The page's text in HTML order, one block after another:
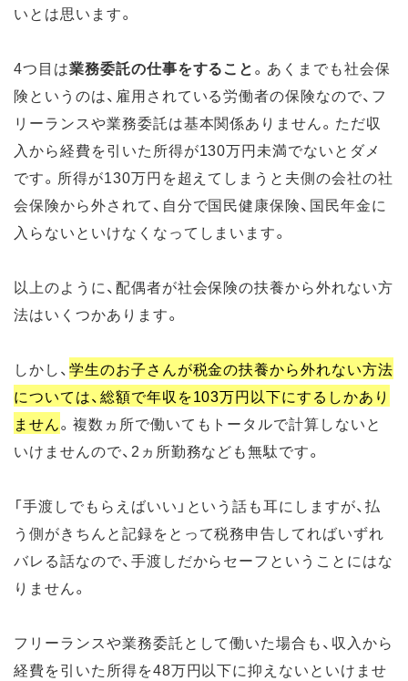
いとは思います。
4つ目は業務委託の仕事をすること。あくまでも社会保
険というのは、雇用されている労働者の保険なので、フ
リーランスや業務委託は基本関係ありません。ただ収
入から経費を引いた所得が130万円未満でないとダメ
です。所得が130万円を超えてしまうと夫側の会社の社
会保険から外されて、自分で国民健康保険、国民年金に
入らないといけなくなってしまいます。
以上のように、配偶者が社会保険の扶養から外れない方
法はいくつかあります。
しかし、学生のお子さんが税金の扶養から外れない方法
については、総額で年収を103万円以下にするしかあり
ません。複数ヵ所で働いてもトータルで計算しないと
いけませんので、2ヵ所勤務なども無駄です。
「手渡しでもらえばいい」という話も耳にしますが、払
う側がきちんと記録をとって税務申告してればいずれ
バレる話なので、手渡しだからセーフということにはな
りません。
フリーランスや業務委託として働いた場合も、収入から
経費を引いた所得を48万円以下に抑えないといけませ